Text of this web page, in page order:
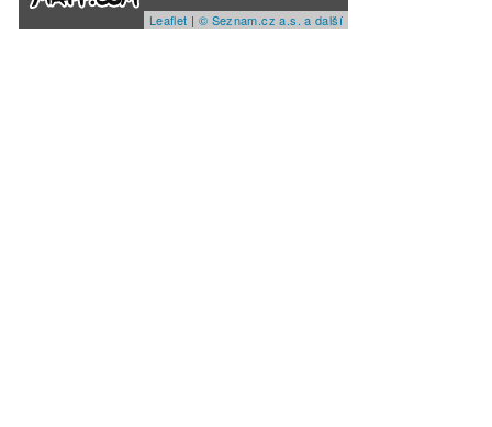
Leaflet | © Seznam.cz a.s. a další